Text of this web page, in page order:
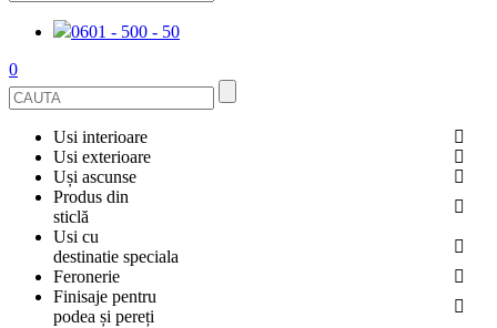
0601 - 500 - 50
0
Usi interioare
FURNIRUITE
SMALT
Usi exterioare
USI METALICE
PENTRU APARTAMENT
PENTRU CASA
Uși ascunse
OGLINDIT
GRESIE PORȚELANATĂ
Produs din
sticlă
BALUSTRADE ȘI TREPTE
CABINE DE DUȘ ȘI PEREȚI DESPĂRȚITORI
Usi cu
destinatie speciala
USI ANTIFOC (ANTIINCENDIU)
Feronerie
ACCESORII
Finisaje pentru
podea și pereți